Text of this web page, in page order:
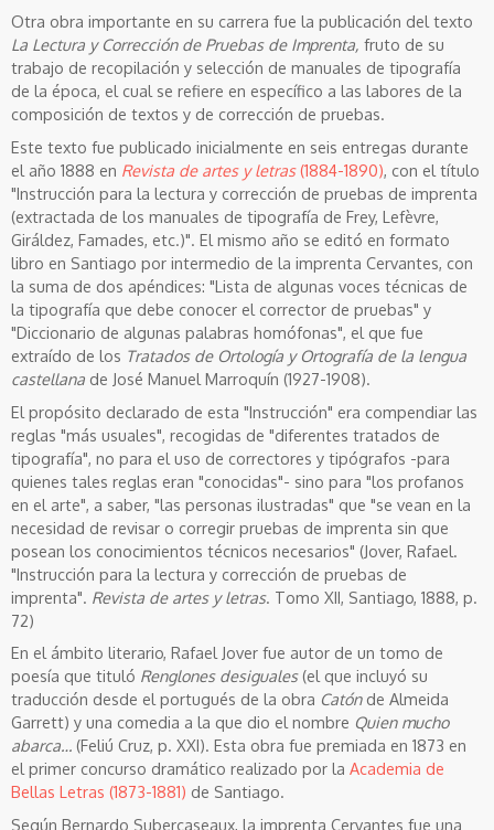
Otra obra importante en su carrera fue la publicación del texto
La Lectura y Corrección de Pruebas de Imprenta, fruto de su
trabajo de recopilación y selección de manuales de tipografía
de la época, el cual se refiere en específico a las labores de la
composición de textos y de corrección de pruebas.
Este texto fue publicado inicialmente en seis entregas durante
el año 1888 en Revista de artes y letras (1884-1890), con el título
"Instrucción para la lectura y corrección de pruebas de imprenta
(extractada de los manuales de tipografía de Frey, Lefèvre,
Giráldez, Famades, etc.)". El mismo año se editó en formato
libro en Santiago por intermedio de la imprenta Cervantes, con
la suma de dos apéndices: "Lista de algunas voces técnicas de
la tipografía que debe conocer el corrector de pruebas" y
"Diccionario de algunas palabras homófonas", el que fue
extraído de los Tratados de Ortología y Ortografía de la lengua
castellana de José Manuel Marroquín (1927-1908).
El propósito declarado de esta "Instrucción" era compendiar las
reglas "más usuales", recogidas de "diferentes tratados de
tipografía", no para el uso de correctores y tipógrafos -para
quienes tales reglas eran "conocidas"- sino para "los profanos
en el arte", a saber, "las personas ilustradas" que "se vean en la
necesidad de revisar o corregir pruebas de imprenta sin que
posean los conocimientos técnicos necesarios" (Jover, Rafael.
"Instrucción para la lectura y corrección de pruebas de
imprenta". Revista de artes y letras. Tomo XII, Santiago, 1888, p.
72)
En el ámbito literario, Rafael Jover fue autor de un tomo de
poesía que tituló Renglones desiguales(el que incluyó su
traducción desde el portugués de la obra Catónde Almeida
Garrett) y una comedia a la que dio el nombre Quien mucho
abarca… (Feliú Cruz, p. XXI). Esta obra fue premiada en 1873 en
el primer concurso dramático realizado por la Academia de
Bellas Letras (1873-1881) de Santiago.
Según Bernardo Subercaseaux, la imprenta Cervantes fue una